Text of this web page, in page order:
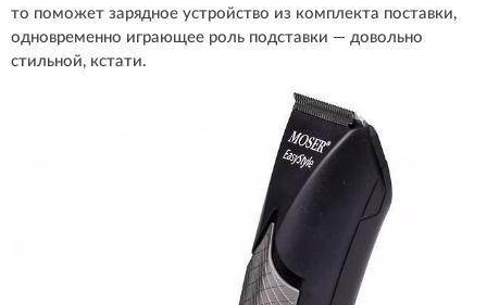
то поможет зарядное устройство из комплекта поставки,
одновременно играющее роль подставки — довольно
стильной, кстати.